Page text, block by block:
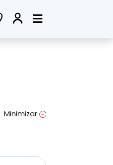
Minimizar